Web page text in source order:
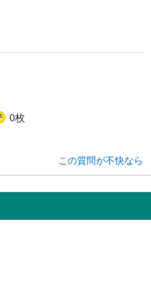
0枚
この質問が不快なら